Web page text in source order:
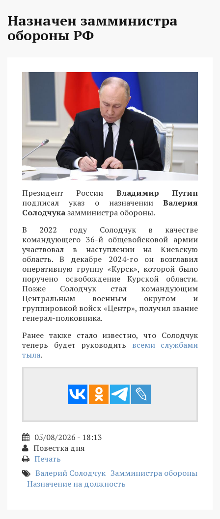
Назначен замминистра
обороны РФ
Президент России Владимир Путин
подписал указ о назначенииВалерия
Солодчуказамминистра обороны.
В 2022 году Солодчук в качестве
командующего 36-й общевойсковой армии
участвовал в наступлении на Киевскую
область. В декабре 2024-го он возглавил
оперативную группу «Курск», которой было
поручено освобождение Курской области.
Позже Солодчук стал командующим
Центральным военным округом и
группировкой войск «Центр», получил звание
генерал-полковника.
Ранее также стало известно, что Солодчук
теперь будет руководить всеми службами
тыла.
05/08/2026 - 18:13
Повестка дня
Печать
Валерий Солодчук Замминистра обороны
Назначение на должность